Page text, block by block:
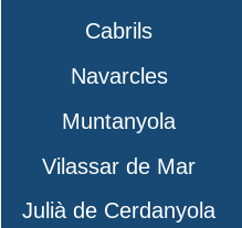
Cabrils
Navarcles
Muntanyola
Vilassar de Mar
Julià de Cerdanyola